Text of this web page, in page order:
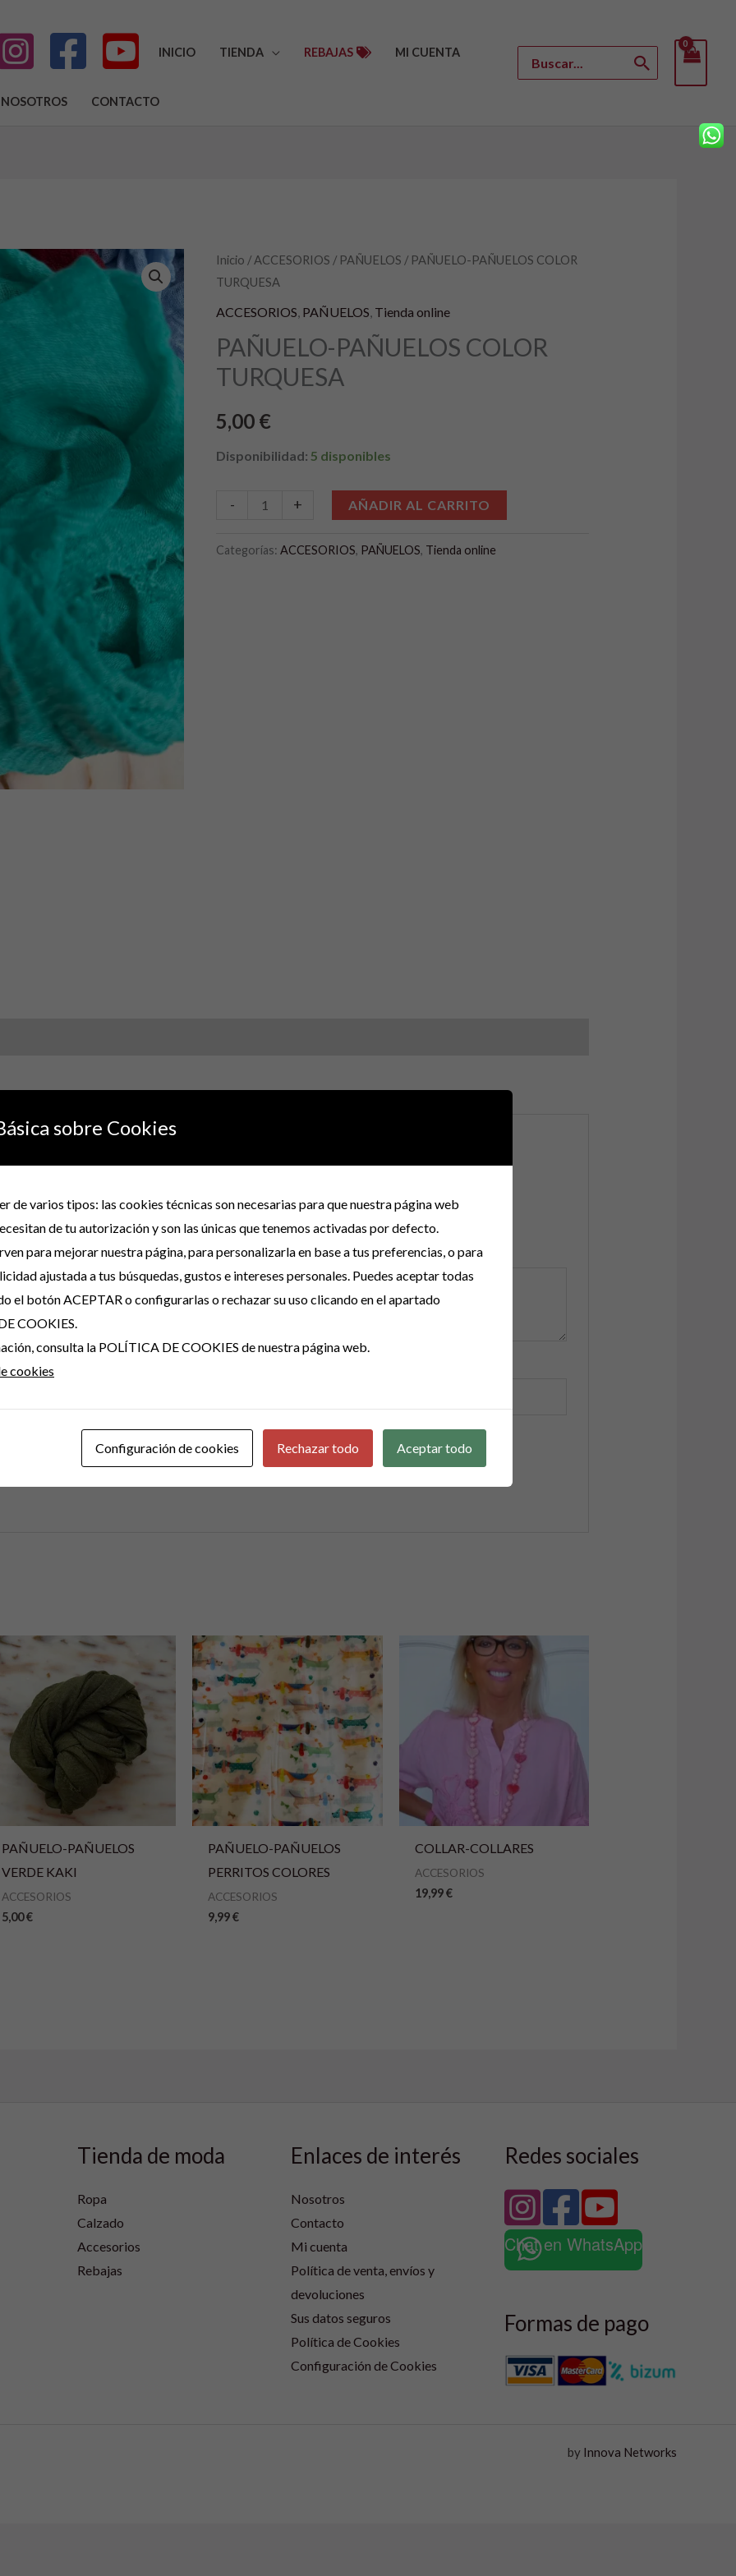
INICIO TIENDA REBAJAS MI CUENTA
NOSOTROS CONTACTO
por:
Inicio / ACCESORIOS / PAÑUELOS / PAÑUELO-PAÑUELOS COLOR
TURQUESA
ACCESORIOS, PAÑUELOS, Tienda online
PAÑUELO-PAÑUELOS COLOR
TURQUESA
5,00 €
Disponibilidad: 5 disponibles
-
PAÑUELO-
PAÑUELOS
COLOR
TURQUESA
cantidad
+ AÑADIR AL CARRITO
Categorías:ACCESORIOS, PAÑUELOS, Tienda online
PAÑUELOS COLOR TURQUESA”
será publicada.
y web en este navegador para la próxima vez que comente.
PAÑUELO-PAÑUELOS
VERDE KAKI
ACCESORIOS
5,00€
PAÑUELO-PAÑUELOS
PERRITOS COLORES
ACCESORIOS
9,99€
COLLAR-COLLARES
ACCESORIOS
19,99€
Tienda de moda
Ropa
Calzado
Accesorios
Rebajas
Enlaces de interés
Nosotros
Contacto
Mi cuenta
Política de venta, envíos y
devoluciones
Sus datos seguros
Política de Cookies
Configuración de Cookies
Redes sociales
Chat en WhatsApp
Formas de pago
by Innova Networks
sobre Cookies
de varios tipos: las cookies técnicas son necesarias para que nuestra página web
de tu autorización y son las únicas que tenemos activadas por defecto.
para mejorar nuestra página, para personalizarla en base a tus preferencias, o para
ajustada a tus búsquedas, gustos e intereses personales. Puedes aceptar todas
el botón ACEPTAR o configurarlas o rechazar su uso clicando en el apartado
COOKIES.
consulta la POLÍTICA DE COOKIES de nuestra página web.
cookies
Configuración de cookies Rechazar todo Aceptar todo